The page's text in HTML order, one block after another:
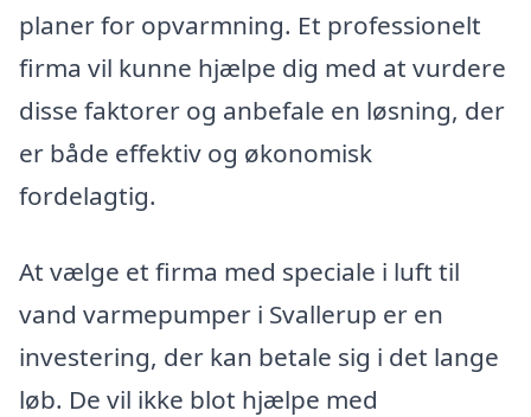
planer for opvarmning. Et professionelt
firma vil kunne hjælpe dig med at vurdere
disse faktorer og anbefale en løsning, der
er både effektiv og økonomisk
fordelagtig.
At vælge et firma med speciale i luft til
vand varmepumper i Svallerup er en
investering, der kan betale sig i det lange
løb. De vil ikke blot hjælpe med